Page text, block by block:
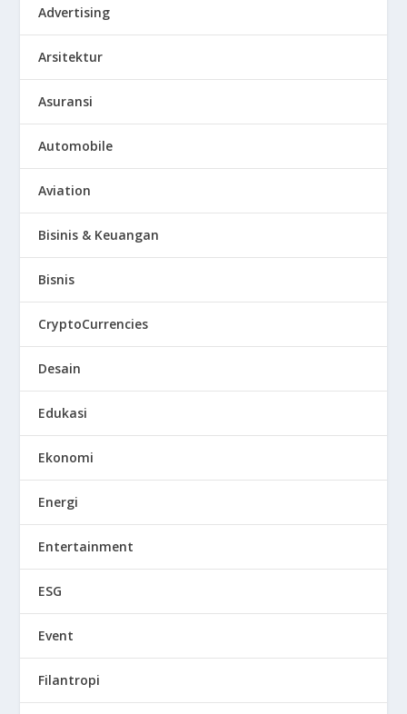
Advertising
Arsitektur
Asuransi
Automobile
Aviation
Bisinis & Keuangan
Bisnis
CryptoCurrencies
Desain
Edukasi
Ekonomi
Energi
Entertainment
ESG
Event
Filantropi